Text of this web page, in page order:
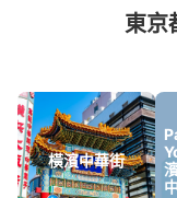
發生
東京
橫濱中華街